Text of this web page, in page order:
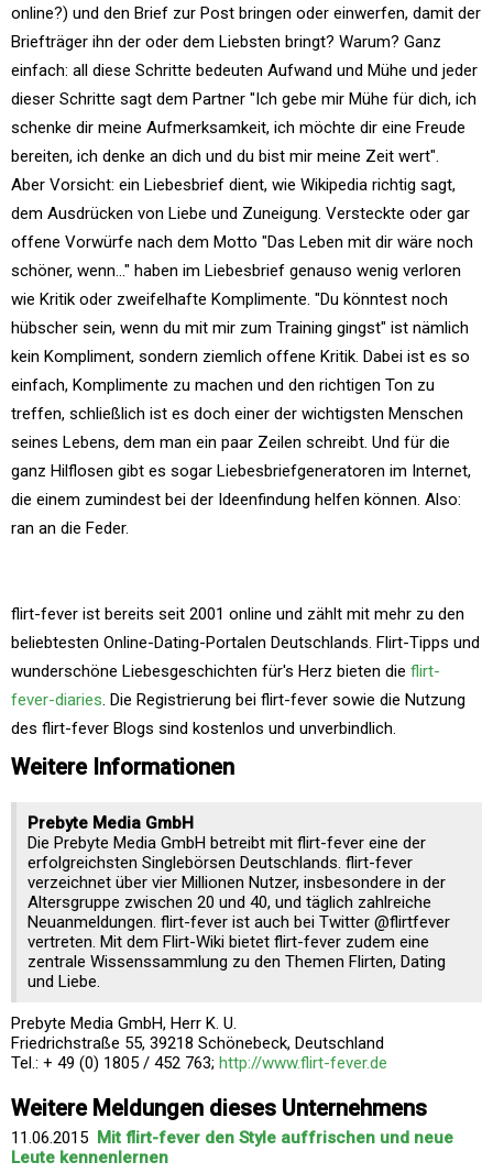
online?) und den Brief zur Post bringen oder einwerfen, damit der
Briefträger ihn der oder dem Liebsten bringt? Warum? Ganz
einfach: all diese Schritte bedeuten Aufwand und Mühe und jeder
dieser Schritte sagt dem Partner "Ich gebe mir Mühe für dich, ich
schenke dir meine Aufmerksamkeit, ich möchte dir eine Freude
bereiten, ich denke an dich und du bist mir meine Zeit wert".
Aber Vorsicht: ein Liebesbrief dient, wie Wikipedia richtig sagt,
dem Ausdrücken von Liebe und Zuneigung. Versteckte oder gar
offene Vorwürfe nach dem Motto "Das Leben mit dir wäre noch
schöner, wenn..." haben im Liebesbrief genauso wenig verloren
wie Kritik oder zweifelhafte Komplimente. "Du könntest noch
hübscher sein, wenn du mit mir zum Training gingst" ist nämlich
kein Kompliment, sondern ziemlich offene Kritik. Dabei ist es so
einfach, Komplimente zu machen und den richtigen Ton zu
treffen, schließlich ist es doch einer der wichtigsten Menschen
seines Lebens, dem man ein paar Zeilen schreibt. Und für die
ganz Hilflosen gibt es sogar Liebesbriefgeneratoren im Internet,
die einem zumindest bei der Ideenfindung helfen können. Also:
ran an die Feder.
flirt-fever ist bereits seit 2001 online und zählt mit mehr zu den
beliebtesten Online-Dating-Portalen Deutschlands. Flirt-Tipps und
wunderschöne Liebesgeschichten für's Herz bieten die flirt-
fever-diaries. Die Registrierung bei flirt-fever sowie die Nutzung
des flirt-fever Blogs sind kostenlos und unverbindlich.
Weitere Informationen
Prebyte Media GmbH
Die Prebyte Media GmbH betreibt mit flirt-fever eine der
erfolgreichsten Singlebörsen Deutschlands. flirt-fever
verzeichnet über vier Millionen Nutzer, insbesondere in der
Altersgruppe zwischen 20 und 40, und täglich zahlreiche
Neuanmeldungen. flirt-fever ist auch bei Twitter @flirtfever
vertreten. Mit dem Flirt-Wiki bietet flirt-fever zudem eine
zentrale Wissenssammlung zu den Themen Flirten, Dating
und Liebe.
Prebyte Media GmbH, Herr K. U.
Friedrichstraße 55, 39218 Schönebeck, Deutschland
Tel.: + 49 (0) 1805 / 452 763; http://www.flirt-fever.de
Weitere Meldungen dieses Unternehmens
11.06.2015 Mit flirt-fever den Style auffrischen und neue
Leute kennenlernen